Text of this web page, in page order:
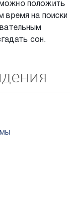
положить
время на поиски
сон.